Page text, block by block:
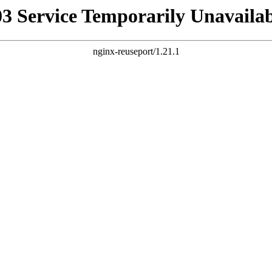
Service Temporarily
nginx-reuseport/1.21.1